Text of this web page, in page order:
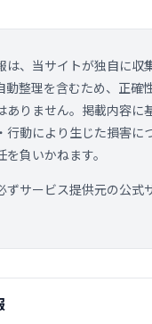
は、当サイトが独自に収
動整理を含むため、正確
ありません。掲載内容に
行動により生じた損害に
を負いかねます。
ずサービス提供元の公式